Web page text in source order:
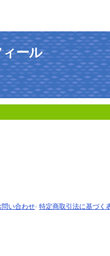
ール
問い合わせ- 特定商取引法に基づく